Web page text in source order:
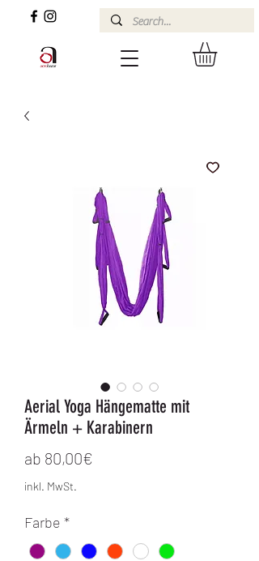
Aerial Yoga Hängematte mit
Ärmeln + Karabinern
ab 80,00€
inkl. MwSt.
Farbe *